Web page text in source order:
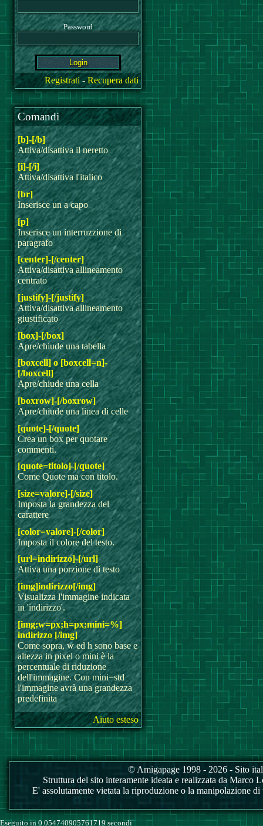
Password
Registrati-Recupera dati
Comandi
[b]-[/b]
Attiva/disattiva il neretto
[i]-[/i]
Attiva/disattiva l'italico
[br]
Inserisce un a capo
[p]
Inserisce un interruzzione di
paragrafo
[center]-[/center]
Attiva/disattiva allineamento
centrato
[justify]-[/justify]
Attiva/disattiva allineamento
giustificato
[box]-[/box]
Apre/chiude una tabella
[boxcell] o [boxcell=n]-
[/boxcell]
Apre/chiude una cella
[boxrow]-[/boxrow]
Apre/chiude una linea di celle
[quote]-[/quote]
Crea un box per quotare
commenti.
[quote=titolo]-[/quote]
Come Quote ma con titolo.
[size=valore]-[/size]
Imposta la grandezza del
carattere
[color=valore]-[/color]
Imposta il colore del testo.
[url=indirizzo]-[/url]
Attiva una porzione di testo
[img]indirizzo[/img]
Visualizza l'immagine indicata
in 'indirizzo'.
[img;w=px;h=px;mini=%]
indirizzo [/img]
Come sopra, w ed h sono base e
altezza in pixel o mini è la
percentuale di riduzione
dell'immagine. Con mini=std
l'immagine avrà una grandezza
predefinita
Aiuto esteso
© Amigapage 1998 - 2026 - Sito
Struttura del sito interamente ideata e realizzata da
E' assolutamente vietata la riproduzione o la manipolazione
Eseguito in 0.054740905761719 secondi